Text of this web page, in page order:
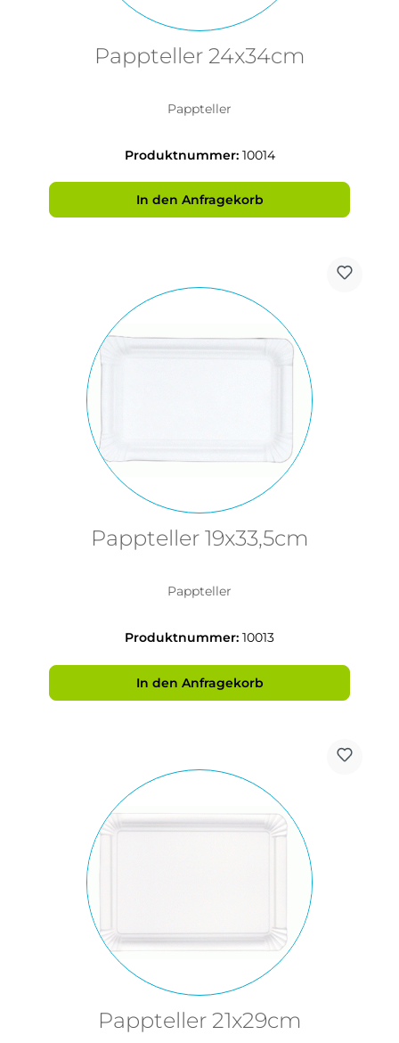
Pappteller 24x34cm
Pappteller
Produktnummer: 10014
In den Anfragekorb
Pappteller 19x33,5cm
Pappteller
Produktnummer: 10013
In den Anfragekorb
Pappteller 21x29cm